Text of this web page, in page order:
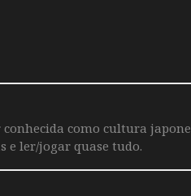
conhecida como cultura
e ler/jogar quase tudo.